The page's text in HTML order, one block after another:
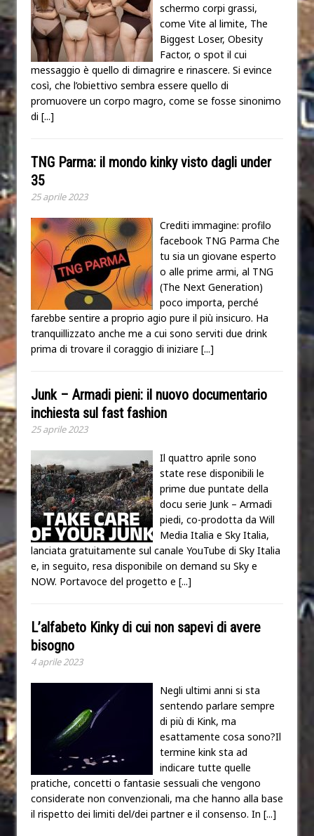
schermo corpi grassi,
come Vite al limite, The
Biggest Loser, Obesity
Factor, o spot il cui
messaggio è quello di dimagrire e rinascere. Si evince
così, che l’obiettivo sembra essere quello di
promuovere un corpo magro, come se fosse sinonimo
di [...]
TNG Parma: il mondo kinky visto dagli under
35
25 aprile 2023
Crediti immagine: profilo
facebook TNG Parma Che
tu sia un giovane esperto
o alle prime armi, al TNG
(The Next Generation)
poco importa, perché
farebbe sentire a proprio agio pure il più insicuro. Ha
tranquillizzato anche me a cui sono serviti due drink
prima di trovare il coraggio di iniziare [...]
Junk – Armadi pieni: il nuovo documentario
inchiesta sul fast fashion
25 aprile 2023
Il quattro aprile sono
state rese disponibili le
prime due puntate della
docu serie Junk – Armadi
piedi, co-prodotta da Will
Media Italia e Sky Italia,
lanciata gratuitamente sul canale YouTube di Sky Italia
e, in seguito, resa disponibile on demand su Sky e
NOW. Portavoce del progetto e [...]
L’alfabeto Kinky di cui non sapevi di avere
bisogno
4 aprile 2023
Negli ultimi anni si sta
sentendo parlare sempre
di più di Kink, ma
esattamente cosa sono?Il
termine kink sta ad
indicare tutte quelle
pratiche, concetti o fantasie sessuali che vengono
considerate non convenzionali, ma che hanno alla base
il rispetto dei limiti del/dei partner e il consenso. In [...]